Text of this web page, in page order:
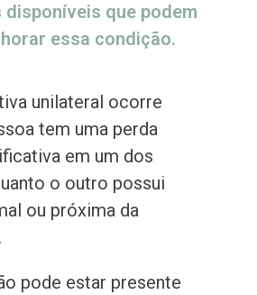
que podem
essa condição.
unilateral ocorre
tem uma perda
em um dos
o outro possui
ou próxima da
pode estar presente